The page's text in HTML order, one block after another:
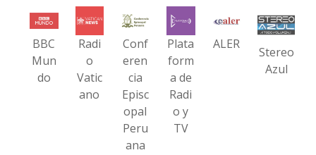
BBC
Mun
do
Radi
o
Vatic
ano
Conf
eren
cia
Episc
opal
Peru
ana
Plata
form
a de
Radi
o y
TV
ALER
Stereo
Azul